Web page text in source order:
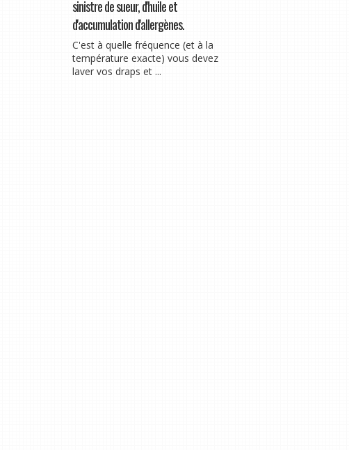
sinistre de sueur, d'huile et
d'accumulation d'allergènes.
C'est à quelle fréquence (et à la
température exacte) vous devez
laver vos draps et ...